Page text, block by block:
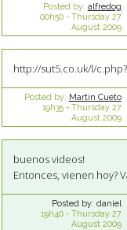
Posted by: alfredog
00h50- Thursday 27
August 2009
http://sut5.co.uk/l/
Posted by: Martin Cueto
19h35- Thursday 27
August 2009
buenos videos!
Entonces, vienen hoy?
Posted by: daniel
19h40- Thursday 27
August 2009